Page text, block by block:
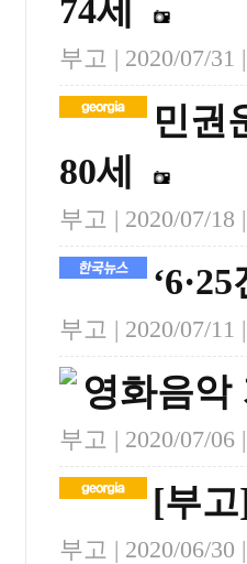
74세
부고 | 2020/07/31
민권
80세
부고 | 2020/07/18
부고 | 2020/07/11
영화음악
부고 | 2020/07/06
[부
부고 | 2020/06/30